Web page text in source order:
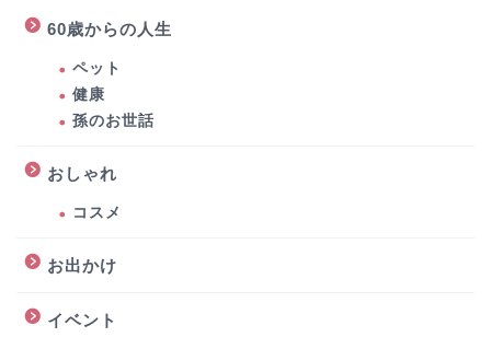
60歳からの人生
ペット
健康
孫のお世話
おしゃれ
コスメ
お出かけ
イベント